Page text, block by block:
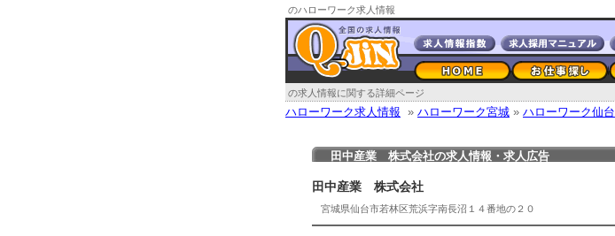
のハローワーク求人情報
の求人情報に関する詳細ページ
ハローワーク求人情報 » ハローワーク宮城 » ハローワーク仙台
田中産業 株式会社の求人情報・求人広告
田中産業 株式会社
宮城県仙台市若林区荒浜字南長沼１４番地の２０